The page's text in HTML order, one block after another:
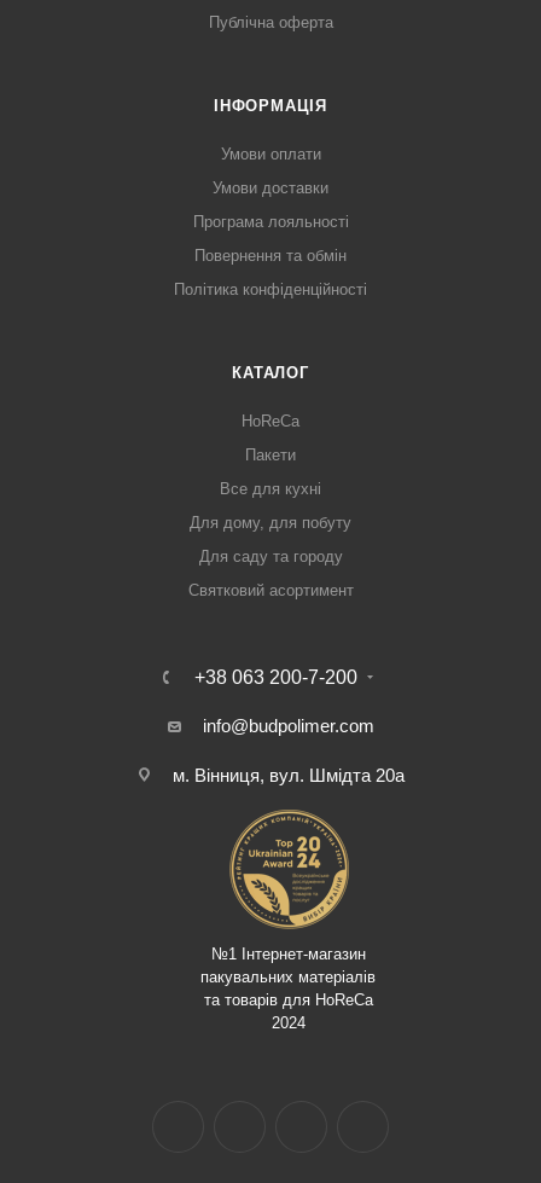
Публічна оферта
ІНФОРМАЦІЯ
Умови оплати
Умови доставки
Програма лояльності
Повернення та обмін
Політика конфіденційності
КАТАЛОГ
HoReCa
Пакети
Все для кухні
Для дому, для побуту
Для саду та городу
Святковий асортимент
+38 063 200-7-200
info@budpolimer.com
м. Вінниця, вул. Шмідта 20а
№1 Інтернет-магазин
пакувальних матеріалів
та товарів для HoReCa
2024